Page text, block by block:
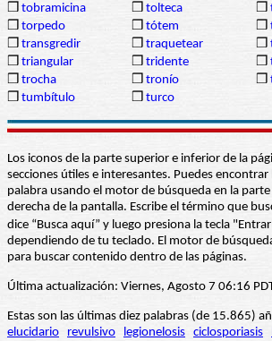
❒ tobramicina ❒ tolteca ❒
❒ torpedo ❒ tótem ❒
❒ transgredir ❒ traquetear ❒
❒ triangular ❒ tridente ❒
❒ trocha ❒ tronío ❒
❒ tumbítulo ❒ turco
Los iconos de la parte superior e inferior de la
secciones útiles e interesantes. Puedes
palabra usando el motor de búsqueda en la
derecha de la pantalla. Escribe el término que
dice “Busca aquí” y luego presiona la tecla
dependiendo de tu teclado. El motor de
para buscar contenido dentro de las páginas.
Última actualización: Viernes, Agosto 7 06:16
Estas son las últimas diez palabras (de 15.865)
elucidario
revulsivo legionelosis ciclosporiasis